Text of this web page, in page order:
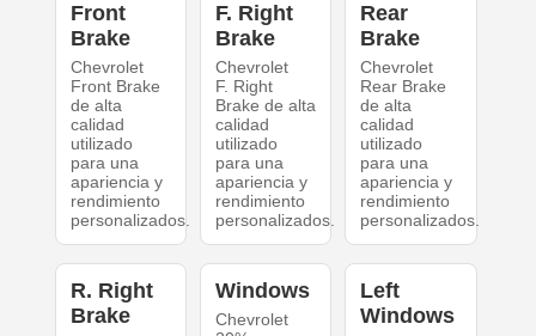
Front
Brake
Chevrolet
Front Brake
de alta
calidad
utilizado
para una
apariencia y
rendimiento
personalizados.
F. Right
Brake
Chevrolet
F. Right
Brake de alta
calidad
utilizado
para una
apariencia y
rendimiento
personalizados.
Rear
Brake
Chevrolet
Rear Brake
de alta
calidad
utilizado
para una
apariencia y
rendimiento
personalizados.
R. Right
Brake
Windows
Chevrolet
Left
Windows